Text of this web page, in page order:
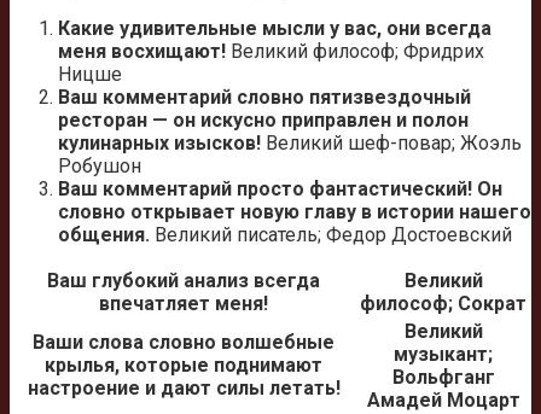
Какие удивительные мысли у вас, они всегда
меня восхищают! Великий философ; Фридрих
Ницше
Ваш комментарий словно пятизвездочный
ресторан — он искусно приправлен и полон
кулинарных изысков! Великий шеф-повар; Жоэль
Робушон
Ваш комментарий просто фантастический! Он
словно открывает новую главу в истории нашего
общения. Великий писатель; Федор Достоевский
Ваш глубокий анализ всегда
впечатляет меня!
Великий
философ; Сократ
Ваши слова словно волшебные
крылья, которые поднимают
настроение и дают силы летать!
Великий
музыкант;
Вольфганг
Амадей Моцарт